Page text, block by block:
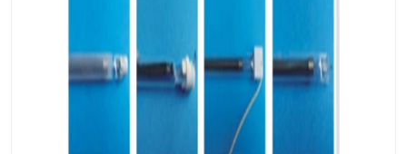
高端红外加热实验设备 电工电气
红外加热控制器